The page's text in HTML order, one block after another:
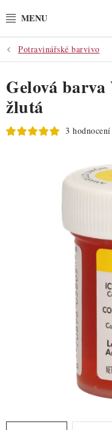
na
POTŘEBY
POMŮCKY
SUROVINY
PRO OSLAVY
ZDRAVÉ PEČENÍ
DÁRKOVÉ POUKAZY
TÉMATICKÉ
Potravinářské barvivo
Gelová
žlutá
3 hodnocení